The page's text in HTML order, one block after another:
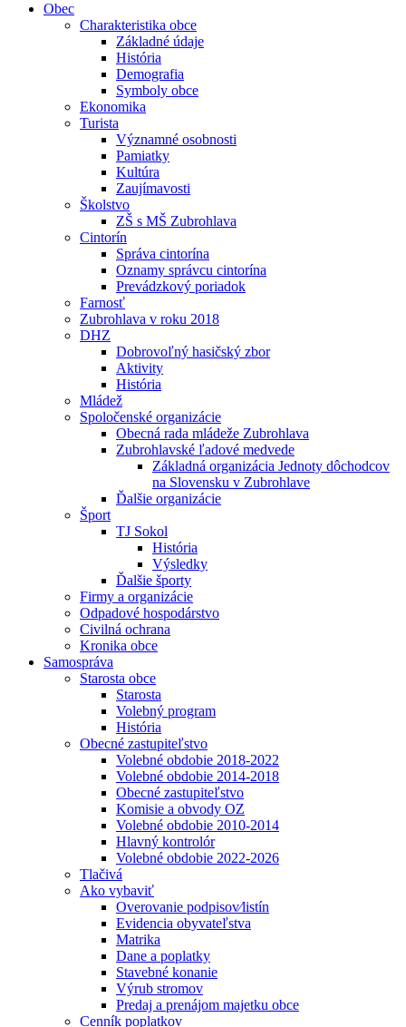
Obec
Charakteristika obce
Základné údaje
História
Demografia
Symboly obce
Ekonomika
Turista
Významné osobnosti
Pamiatky
Kultúra
Zaujímavosti
Školstvo
ZŠ s MŠ Zubrohlava
Cintorín
Správa cintorína
Oznamy správcu cintorína
Prevádzkový poriadok
Farnosť
Zubrohlava v roku 2018
DHZ
Dobrovoľný hasičský zbor
Aktivity
História
Mládež
Spoločenské organizácie
Obecná rada mládeže Zubrohlava
Zubrohlavské ľadové medvede
Základná organizácia Jednoty dôchodcov
na Slovensku v Zubrohlave
Ďalšie organizácie
Šport
TJ Sokol
História
Výsledky
Ďalšie športy
Firmy a organizácie
Odpadové hospodárstvo
Civilná ochrana
Kronika obce
Samospráva
Starosta obce
Starosta
Volebný program
História
Obecné zastupiteľstvo
Volebné obdobie 2018-2022
Volebné obdobie 2014-2018
Obecné zastupiteľstvo
Komisie a obvody OZ
Volebné obdobie 2010-2014
Hlavný kontrolór
Volebné obdobie 2022-2026
Tlačivá
Ako vybaviť
Overovanie podpisov⁄listín
Evidencia obyvateľstva
Matrika
Dane a poplatky
Stavebné konanie
Výrub stromov
Predaj a prenájom majetku obce
Cenník poplatkov